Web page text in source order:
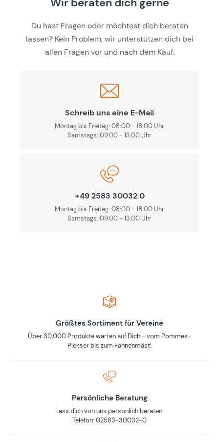
Du hast Fragen oder möchtest dich beraten
lassen? Kein Problem, wir unterstützen dich bei
allen Fragen vor und nach dem Kauf.
Schreib uns eine E-Mail
Montag bis Freitag: 08:00 - 18:00 Uhr
Samstags: 09.00 - 13.00 Uhr
+49 2583 30032 0
Montag bis Freitag: 08:00 - 18:00 Uhr
Samstags: 09.00 - 13.00 Uhr
Größtes Sortiment für Vereine
Über 30,000 Produkte warten auf Dich - vom Pommes-
Piekser bis zum Fahnenmast!
Persönliche Beratung
Lass dich von uns persönlich beraten.
Telefon: 02583-30032-0